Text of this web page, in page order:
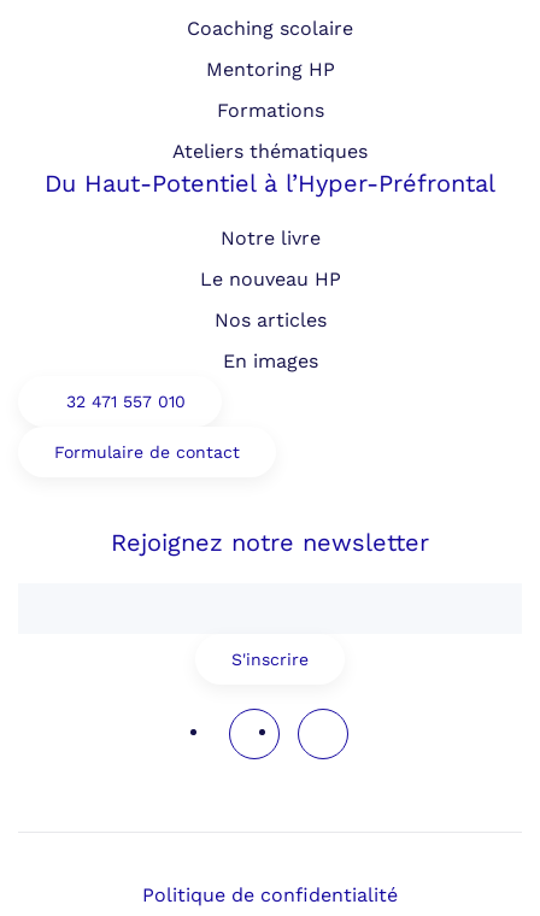
Coaching scolaire
Mentoring HP
Formations
Ateliers thématiques
Du Haut-Potentiel à l’Hyper-Préfrontal
Notre livre
Le nouveau HP
Nos articles
En images
32 471 557 010
Formulaire de contact
Rejoignez notre newsletter
S'inscrire
Politique de confidentialité